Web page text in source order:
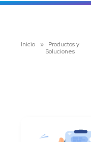
Inicio »
Productos y
Soluciones